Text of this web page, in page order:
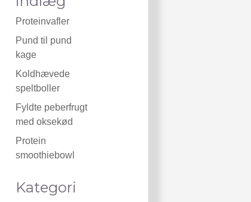
Proteinvafler
Pund til pund
kage
Koldhævede
speltboller
Fyldte peberfrugt
med oksekød
Protein
smoothiebowl
Kategori